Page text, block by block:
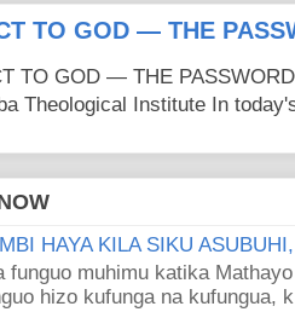
TO GOD — THE
TO GOD — THE
Theological Institute In
HAYA KILA SIKU
funguo muhimu katika
hizo kufunga na kufungua,